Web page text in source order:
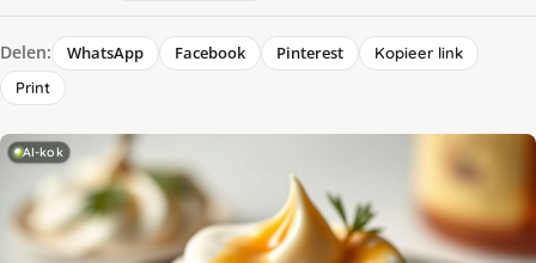
Delen: WhatsApp Facebook Pinterest
Kopieer link
Print
AI-kok